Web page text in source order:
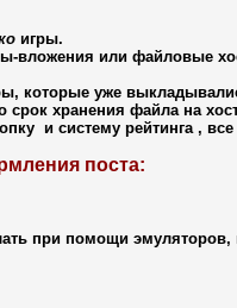
игры.
вложения или файловые
которые уже
срок хранения файла на
и систему рейтинга ,
поста:
при помощи эмуляторов,